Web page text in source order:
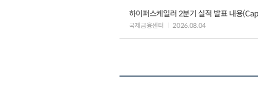
하이퍼스케일러 2분기 실적 발표 내용
국제금융센터 2026.08.04